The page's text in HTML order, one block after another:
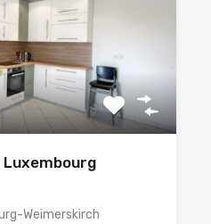
Luxembourg
Weimerskirch